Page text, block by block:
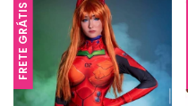
FRETE GRÁTIS